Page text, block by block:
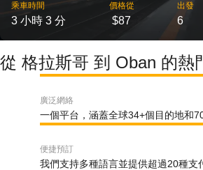
乘車時間
3 小時 3 分
價格從
$87
出發
6
從 格拉斯哥 到 Oban 的熱
廣泛網絡
一個平台，涵蓋全球34+個目的地和
便捷預訂
我們支持多種語言並提供超過20種支